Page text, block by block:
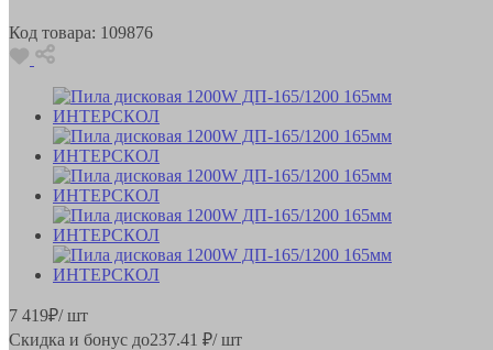
Код товара: 109876
7 419₽/ шт
Скидка и бонус до237.41 ₽/ шт